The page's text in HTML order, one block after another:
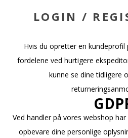
LOGIN /
Hvis du opretter en kundeprofil
fordelene ved hurtigere
kunne se dine tidligere
Ved handler på vores webshop
opbevare dine personlige